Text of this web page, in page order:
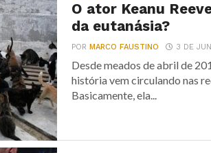
O ator Keanu
da eutanásia?
PORMARCO FAUSTINO 3 DE
Desde meados de abril de
história vem circulando nas
Basicamente, ela...